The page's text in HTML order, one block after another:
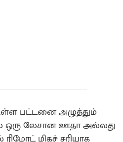
பட்டனை அழுத்தும்
ஒரு லேசான ஊதா அல்லது
மிகச் சரியாக